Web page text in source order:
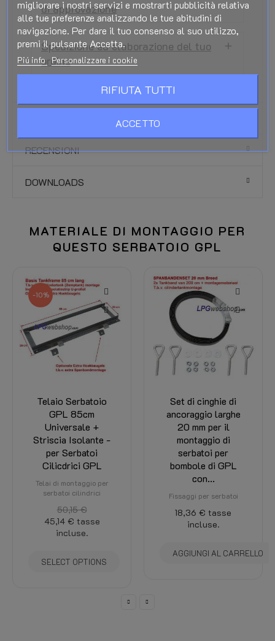
di approvazione
Spedizione ed elaborazione del tuo
ordine
DETTAGLI DEL PRODOTTO
RECENSIONI
DOWNLOADS
MATERIALE DI MONTAGGIO PER
QUESTO SERBATOIO GPL
-10%
Telaio Serbatoio
GPL 85cm
Universale +
Striscia Isolante -
per Serbatoi
Cilicdrici GPL
Telai di montaggio per
serbatoi cilindrici
50,15 €
45,14 € tasse
incluse.
SELECT OPTIONS
Set di cinghie di
ancoraggio larghe
20 mm per il
montaggio di
serbatoi per
bombole di GPL
con...
Fissaggi per serbatoi
18,36 € tasse
incluse.
AGGIUNGI AL CARRELLO
migliorare i nostri servizi e mostrarti pubblicità relativa
alle tue preferenze analizzando le tue abitudini di
navigazione. Per dare il tuo consenso al suo utilizzo,
premi il pulsante Accetta.
Piú info Personalizzare i cookie
RIFIUTA TUTTI
ACCETTO